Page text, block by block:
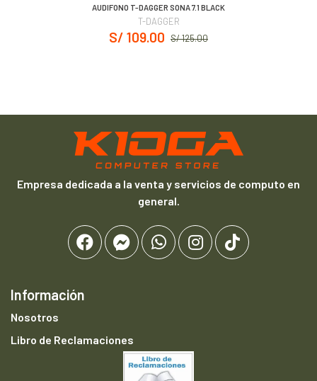
AUDIFONO T-DAGGER SONA 7.1 BLACK
T-DAGGER
S/ 125.00
S/ 109.00
Empresa dedicada a la venta y servicios de computo en
general.
Información
Nosotros
Libro de Reclamaciones